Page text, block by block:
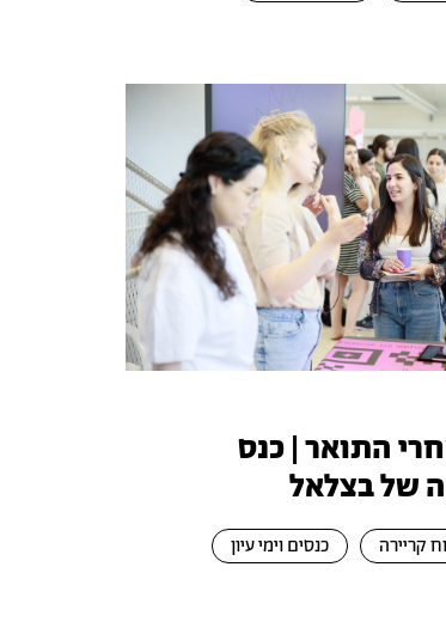
התואר | כנס
של בצלאל
קריירה כנסים וימי עיון